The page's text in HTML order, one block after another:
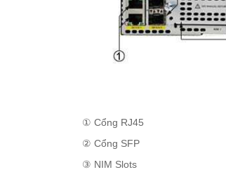
① Cổng RJ45
② Cổng SFP
③ NIM Slots